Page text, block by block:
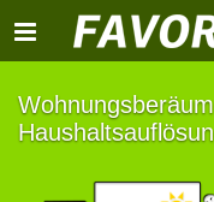
Toggle
navigation